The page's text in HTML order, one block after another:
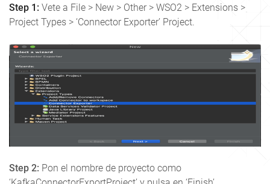
Step 1: Vete a File > New > Other > WSO2 > Extensions >
Project Types > ‘Connector Exporter’ Project.
Step 2: Pon el nombre de proyecto como